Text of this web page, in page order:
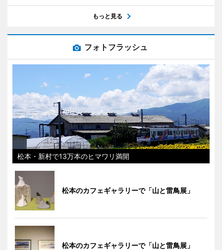
もっと見る
フォトフラッシュ
松本・新村で13万本のヒマワリ満開
松本のカフェギャラリーで「山と雷鳥展」
松本のカフェギャラリーで「山と雷鳥展」